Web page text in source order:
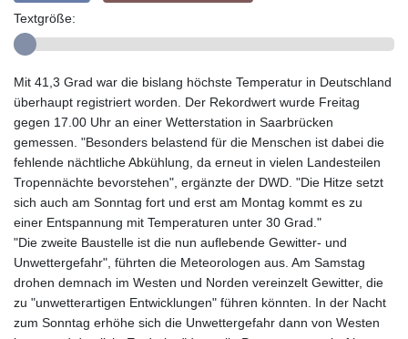
Textgröße:
Mit 41,3 Grad war die bislang höchste Temperatur in Deutschland
überhaupt registriert worden. Der Rekordwert wurde Freitag
gegen 17.00 Uhr an einer Wetterstation in Saarbrücken
gemessen. "Besonders belastend für die Menschen ist dabei die
fehlende nächtliche Abkühlung, da erneut in vielen Landesteilen
Tropennächte bevorstehen", ergänzte der DWD. "Die Hitze setzt
sich auch am Sonntag fort und erst am Montag kommt es zu
einer Entspannung mit Temperaturen unter 30 Grad."
"Die zweite Baustelle ist die nun auflebende Gewitter- und
Unwettergefahr", führten die Meteorologen aus. Am Samstag
drohen demnach im Westen und Norden vereinzelt Gewitter, die
zu "unwetterartigen Entwicklungen" führen könnten. In der Nacht
zum Sonntag erhöhe sich die Unwettergefahr dann von Westen